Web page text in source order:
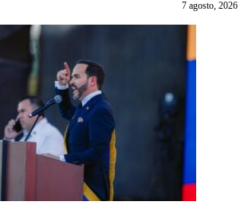
7 agosto, 2026